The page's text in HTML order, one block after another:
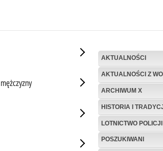
AKTUALNOŚCI
AKTUALNOŚCI Z
ARCHIWUM X
HISTORIA I
LOTNICTWO POLICJI
POSZUKIWANI